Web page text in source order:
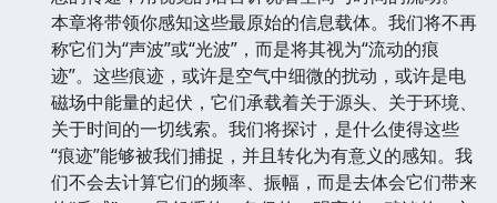
本章将带领你感知这些最原始的信息载体。我们将不再
称它们为“声波”或“光波”，而是将其视为“流动的痕
迹”。这些痕迹，或许是空气中细微的扰动，或许是电
磁场中能量的起伏，它们承载着关于源头、关于环境、
关于时间的一切线索。我们将探讨，是什么使得这些
“痕迹”能够被我们捕捉，并且转化为有意义的感知。我
们不会去计算它们的频率、振幅，而是去体会它们带来